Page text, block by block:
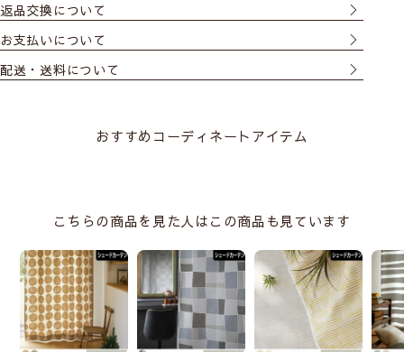
返品交換について
お支払いについて
配送・送料について
おすすめコーディネートアイテム
こちらの商品を見た人はこの商品も見ています